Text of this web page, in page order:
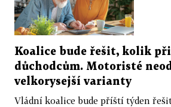
Koalice bude řešit, kolik
důchodcům. Motoristé
velkorysejší varianty
Vládní koalice bude příští týden